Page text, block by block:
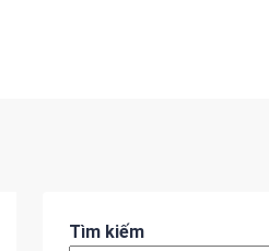
Tìm kiếm